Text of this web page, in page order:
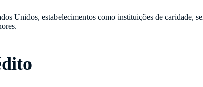
Unidos, estabelecimentos como instituições de caridade,